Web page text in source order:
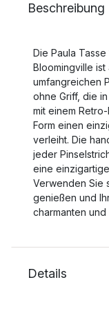
Beschreibung
Die Paula
Bloomingville
umfangreichen
ohne Griff, die
mit einem
Form einen
verleiht. Die
jeder
eine
Verwenden Sie
genießen und
charmanten
Details